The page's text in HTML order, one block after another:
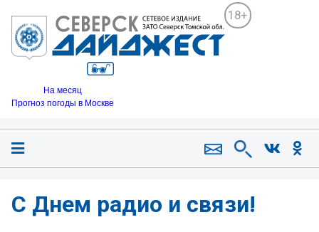
18+
На месяц
Прогноз погоды в Москве
С Днем радио и связи!